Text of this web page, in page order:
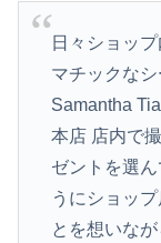
日々ショッ
マチックなシ
Samantha
本店 店内で
ゼントを選
うにショッ
とを想いな